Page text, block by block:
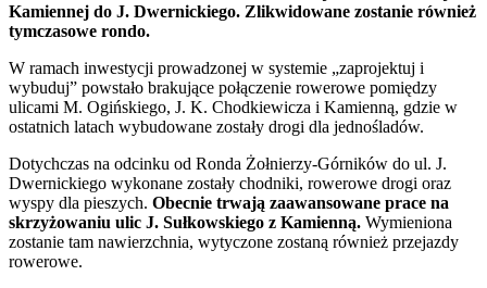
Kamiennej do J. Dwernickiego. Zlikwidowane zostanie również
tymczasowe rondo.
W ramach inwestycji prowadzonej w systemie „zaprojektuj i
wybuduj” powstało brakujące połączenie rowerowe pomiędzy
ulicami M. Ogińskiego, J. K. Chodkiewicza i Kamienną, gdzie w
ostatnich latach wybudowane zostały drogi dla jednośladów.
Dotychczas na odcinku od Ronda Żołnierzy-Górników do ul. J.
Dwernickiego wykonane zostały chodniki, rowerowe drogi oraz
wyspy dla pieszych. Obecnie trwają zaawansowane prace na
skrzyżowaniu ulic J. Sułkowskiego z Kamienną. Wymieniona
zostanie tam nawierzchnia, wytyczone zostaną również przejazdy
rowerowe.